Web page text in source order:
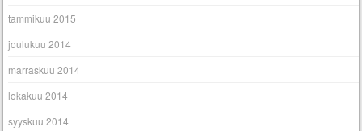
tammikuu 2015
joulukuu 2014
marraskuu 2014
lokakuu 2014
syyskuu 2014